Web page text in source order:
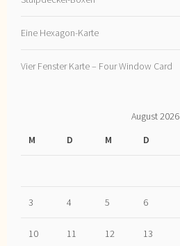
Eine Hexagon-Karte
Vier Fenster Karte – Four Window Card
August 2026
M
D M D
3 4 5 6
10 11 12 13